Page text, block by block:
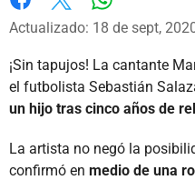
Facebook
X
Actualizado: 18 de sept,
¡Sin tapujos! La cantante
el futbolista Sebastián
un hijo tras cinco años de
La artista no negó la
confirmó en medio de una